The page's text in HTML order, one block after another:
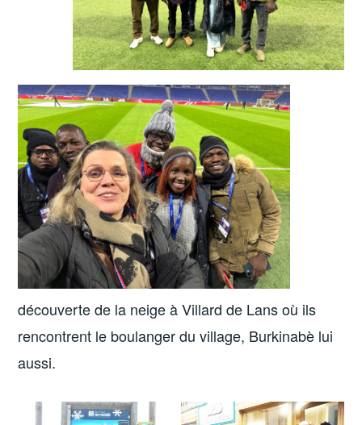
découverte de la neige à Villard de Lans où ils
rencontrent le boulanger du village, Burkinabè lui
aussi.